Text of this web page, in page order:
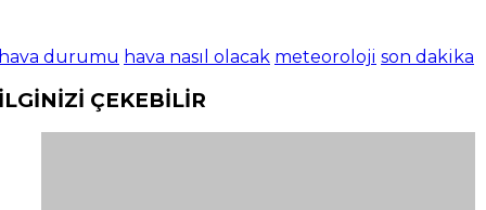
durumu hava nasıl olacak meteoroloji son dakika
ÇEKEBİLİR